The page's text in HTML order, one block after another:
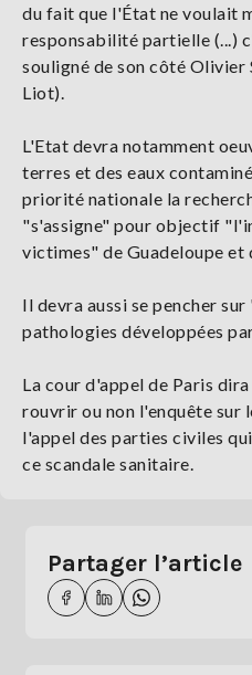
du fait que l'État ne voulait
responsabilité partielle (...)
souligné de son côté Olivier
Liot).
L'Etat devra notamment
terres et des eaux
priorité nationale la
"s'assigne" pour objectif
victimes" de Guadeloupe et
Il devra aussi se pencher
pathologies développées
La cour d'appel de Paris
rouvrir ou non l'enquête sur
l'appel des parties civiles
ce scandale sanitaire.
Partager l’article